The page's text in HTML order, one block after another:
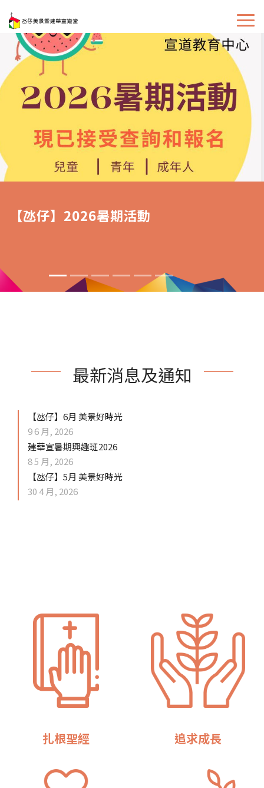
【氹仔】2026暑期活動
建華宣道堂2026暑期活動
最新消息及通知
【氹仔】6月 美景好時光
9 6 月, 2026
建華宣暑期興趣班2026
8 5 月, 2026
【氹仔】5月 美景好時光
30 4 月, 2026
扎根聖經 追求成長